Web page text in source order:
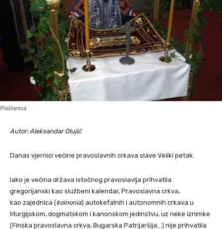
Plaštanica
Autor: Aleksandar Olujić
Danas vjernici većine pravoslavnih crkava slave Veliki petak.
Iako je većina država istočnog pravoslavlja prihvatila
gregorijanski kao službeni kalendar, Pravoslavna crkva,
kao zajednica (koinonia) autokefalnih i autonomnih crkava u
liturgijskom, dogmatskom i kanonskom jedinstvu, uz neke iznimke
(Finska pravoslavna crkva, Bugarska Patrijaršija…) nije prihvatila